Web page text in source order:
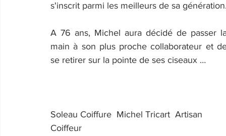
s'inscrit parmi les meilleurs de sa
A 76 ans, Michel aura décidé de passer
main à son plus proche collaborateur et
se retirer sur la pointe de ses ciseaux …
Soleau Coiffure  Michel Tricart  Artisan
Coiffeur